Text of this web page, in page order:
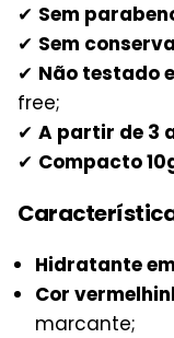
✔ Sem
✔ Sem
✔ Não testado
free;
✔ A partir de 3
✔ Compacto
Hidratante
Cor
marcante;